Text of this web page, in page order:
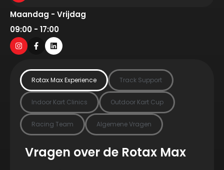
Maandag - Vrijdag
09:00 - 17:00
Rotax Max Experience Track Support
Indoor Kart Clinics Outdoor Kart Cup
Racing Team Algemene Vragen
Vragen over de Rotax Max